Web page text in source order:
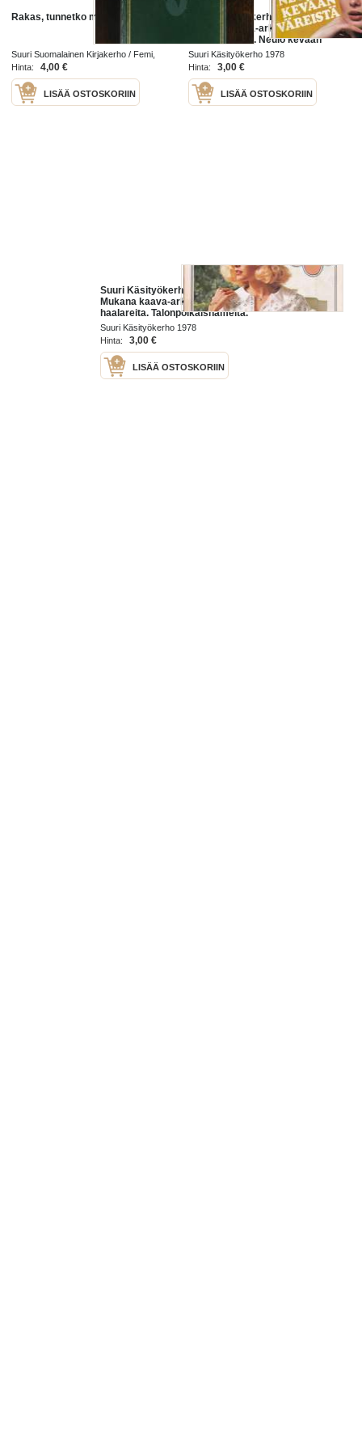
Rakas, tunnetko meren sinen
Suuri Suomalainen Kirjakerho / Femi,
Suuri naistenkerho 1977
Hinta: 4,00 €
LISÄÄ OSTOSKORIIN
Suuri Käsityökerho 3/1978.
Mukana kaava-arkki 45
äitiysvaatteita. Neulo kevään
väreistä. Matto timanttipistoilla.
Muotiliivejä. Katso sisältö kuvasta.
Suuri Käsityökerho 1978
Hinta:
3,00 €
LISÄÄ OSTOSKORIIN
Suuri Käsityökerho 4/1978.
Mukana kaava-arkki 46 lasten
haalareita. Talonpoikaishameita.
Pastelliväriset puserot. Katso
sisältö kuvasta.
Suuri Käsityökerho 1978
Hinta:
3,00 €
LISÄÄ OSTOSKORIIN